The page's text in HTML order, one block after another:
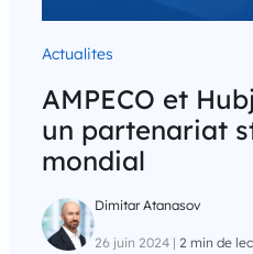
Actualites
AMPECO et
un partenariat
mondial
Dimitar Atanasov
26 juin 2024 | 2 min de